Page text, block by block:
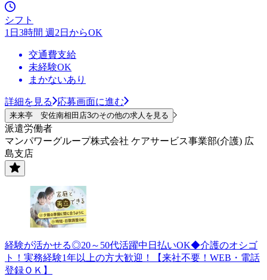
シフト
1日3時間 週2日からOK
交通費支給
未経験OK
まかないあり
詳細を見る 応募画面に進む
来来亭 安佐南相田店3のその他の求人を見る
派遣労働者
マンパワーグループ株式会社 ケアサービス事業部(介護) 広
島支店
経験が活かせる◎20～50代活躍中日払いOK◆介護のオシゴ
ト！実務経験1年以上の方大歓迎！【来社不要！WEB・電話
登録ＯＫ】